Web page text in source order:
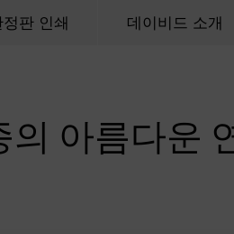
정판 인쇄 데이비드 소개
아름다운